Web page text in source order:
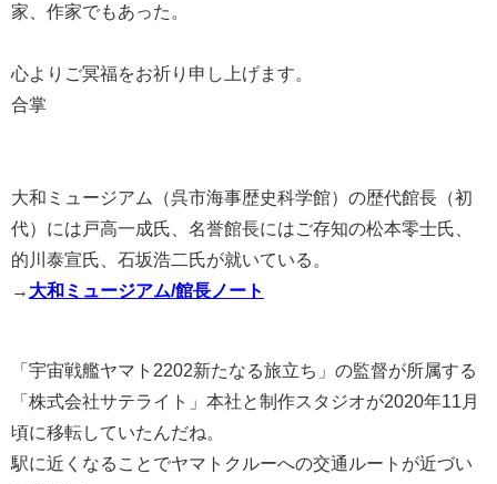
家、作家でもあった。
心よりご冥福をお祈り申し上げます。
合掌
大和ミュージアム（呉市海事歴史科学館）の歴代館長（初
代）には戸高一成氏、名誉館長にはご存知の松本零士氏、
的川泰宣氏、石坂浩二氏が就いている。
→ 大和ミュージアム/館長ノート
「宇宙戦艦ヤマト2202新たなる旅立ち」の監督が所属する
「株式会社サテライト」本社と制作スタジオが2020年11月
頃に移転していたんだね。
駅に近くなることでヤマトクルーへの交通ルートが近づい